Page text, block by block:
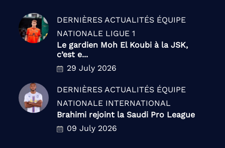
DERNIÈRES ACTUALITÉS ÉQUIPE
NATIONALE LIGUE 1
Le gardien Moh El Koubi à la JSK,
c’est e...
29 July 2026
DERNIÈRES ACTUALITÉS ÉQUIPE
NATIONALE INTERNATIONAL
Brahimi rejoint la Saudi Pro League
09 July 2026